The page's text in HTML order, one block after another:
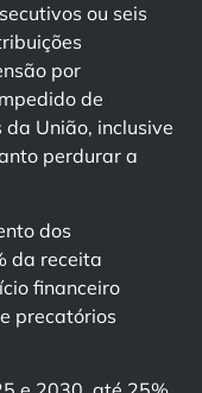
ou seis
por
de
União, inclusive
perdurar a
dos
da receita
financeiro
precatórios